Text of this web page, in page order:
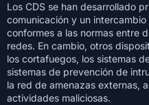
Los CDS se han desarrollado
comunicación y un
conformes a las normas entre
redes. En cambio, otros
los cortafuegos, los sistemas
sistemas de prevención de
la red de amenazas externas,
actividades maliciosas.